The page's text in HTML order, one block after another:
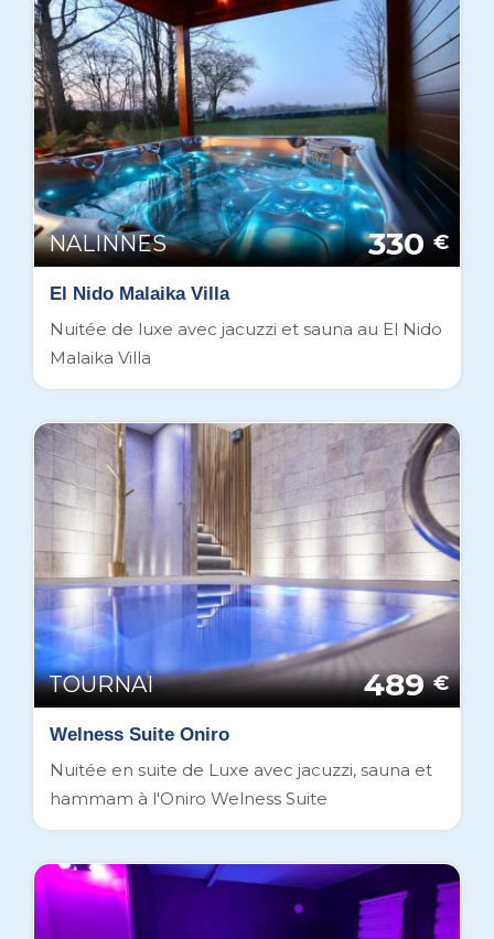
NALINNES 330 €
El Nido Malaika Villa
Nuitée de luxe avec jacuzzi et sauna au El Nido
Malaika Villa
TOURNAI 489 €
Welness Suite Oniro
Nuitée en suite de Luxe avec jacuzzi, sauna et
hammam à l'Oniro Welness Suite